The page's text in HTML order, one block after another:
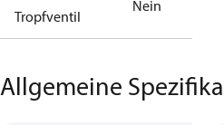
Tropfventil
Nein
Allgemeine